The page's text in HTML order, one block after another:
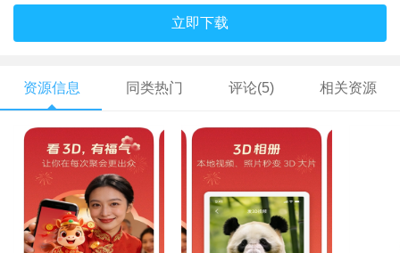
立即下载
资源信息 同类热门 评论(5) 相关资源